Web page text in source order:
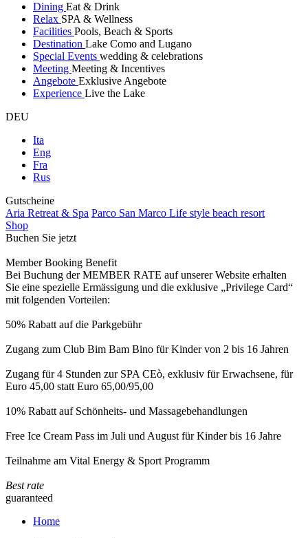
Dining Eat & Drink
Relax SPA & Wellness
Facilities Pools, Beach & Sports
Destination Lake Como and Lugano
Special Events wedding & celebrations
Meeting Meeting & Incentives
Angebote Exklusive Angebote
Experience Live the Lake
DEU
Ita
Eng
Fra
Rus
Gutscheine
Aria Retreat & Spa Parco San Marco Life style beach resort
Shop
Buchen Sie jetzt
Member Booking Benefit
Bei Buchung der MEMBER RATE auf unserer Website erhalten
Sie eine spezielle Ermässigung und die exklusive „Privilege Card“
mit folgenden Vorteilen:
50% Rabatt auf die Parkgebühr
Zugang zum Club Bim Bam Bino für Kinder von 2 bis 16 Jahren
Zugang für 4 Stunden zur SPA CEò, exklusiv für Erwachsene, für
Euro 45,00 statt Euro 65,00/95,00
10% Rabatt auf Schönheits- und Massagebehandlungen
Free Ice Cream Pass im Juli und August für Kinder bis 16 Jahre
Teilnahme am Vital Energy & Sport Programm
Best rate
guaranteed
Home